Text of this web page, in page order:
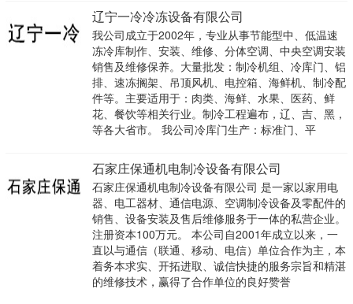
辽宁一冷冷冻设备有限公司
我公司成立于2002年，专业从事节能型中、低温速
冻冷库制作、安装、维修、分体空调、中央空调安装
销售及维修保养。大量批发：制冷机组、冷库门、铝
排、速冻搁架、吊顶风机、电控箱、海鲜机、制冷配
件等。主要适用于：肉类、海鲜、水果、医药、鲜
花、餐饮等相关行业。制冷工程遍布，辽、吉、黑，
等各大省市。 我公司冷库门生产：标准门、平
石家庄保通机电制冷设备有限公司
石家庄保通机电制冷设备有限公司 是一家以家用电
器、电工器材、通信电源、空调制冷设备及零配件的
销售、设备安装及售后维修服务于一体的私营企业。
注册资本100万元。 本公司自2001年成立以来，一
直以与通信（联通、移动、电信）单位合作为主，本
着务本求实、开拓进取、诚信快捷的服务宗旨和精湛
的维修技术，赢得了合作单位的良好赞誉